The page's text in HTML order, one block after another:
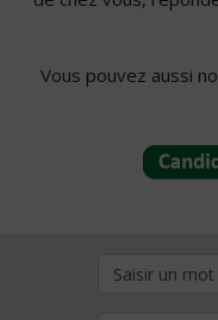
Vous pouvez aussi